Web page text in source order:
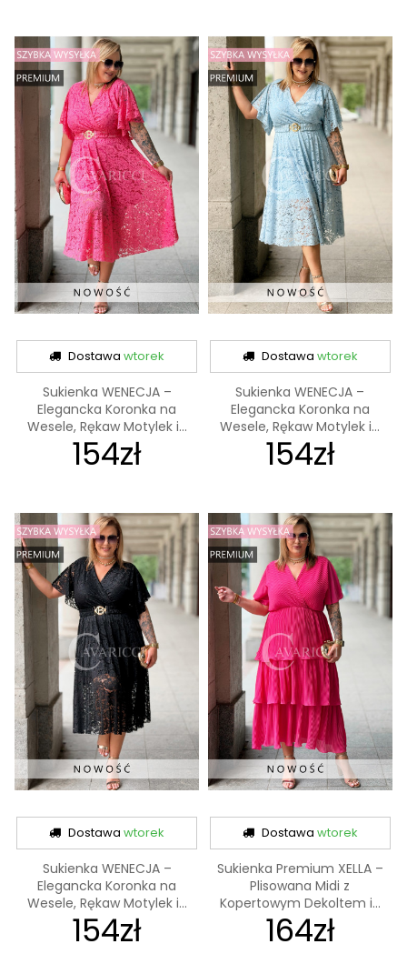
Dostawawtorek
Sukienka WENECJA –
Elegancka Koronka na
Wesele, Rękaw Motylek i...
154zł
Dostawa wtorek
Sukienka WENECJA –
Elegancka Koronka na
Wesele, Rękaw Motylek i...
154zł
Dostawawtorek
Sukienka WENECJA –
Elegancka Koronka na
Wesele, Rękaw Motylek i...
154zł
Dostawa wtorek
Sukienka Premium XELLA –
Plisowana Midi z
Kopertowym Dekoltem i...
164zł